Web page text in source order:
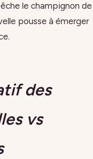
le champignon
pousse à émerger
des
vs